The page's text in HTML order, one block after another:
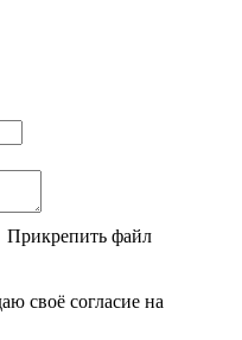
Прикрепить файл
своё согласие на